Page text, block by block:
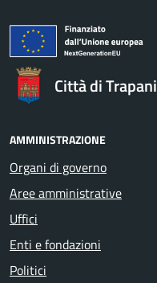
Città di Trapani
AMMINISTRAZIONE
Organi di governo
Aree amministrative
Uffici
Enti e fondazioni
Politici